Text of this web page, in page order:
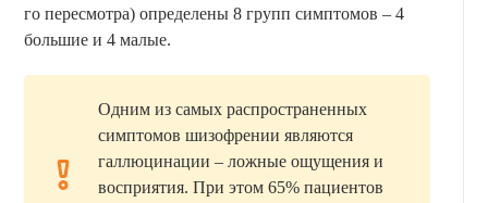
го пересмотра) определены 8 групп симптомов – 4
большие и 4 малые.
Одним из самых распространенных
симптомов шизофрении являются
галлюцинации – ложные ощущения и
восприятия. При этом 65% пациентов